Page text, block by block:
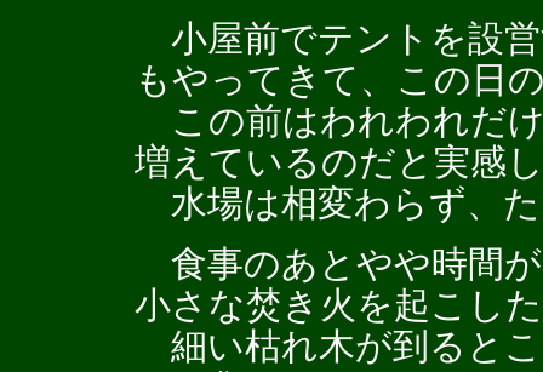
小屋前でテントを設
もやってきて、この日
この前はわれわれだ
増えているのだと実感
水場は相変わらず、
食事のあとやや時間
小さな焚き火を起こし
細い枯れ木が到ると